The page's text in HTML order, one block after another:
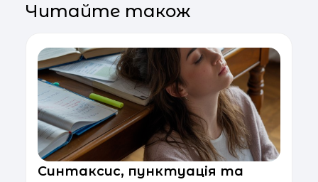
Читайте також
Синтаксис, пунктуація та